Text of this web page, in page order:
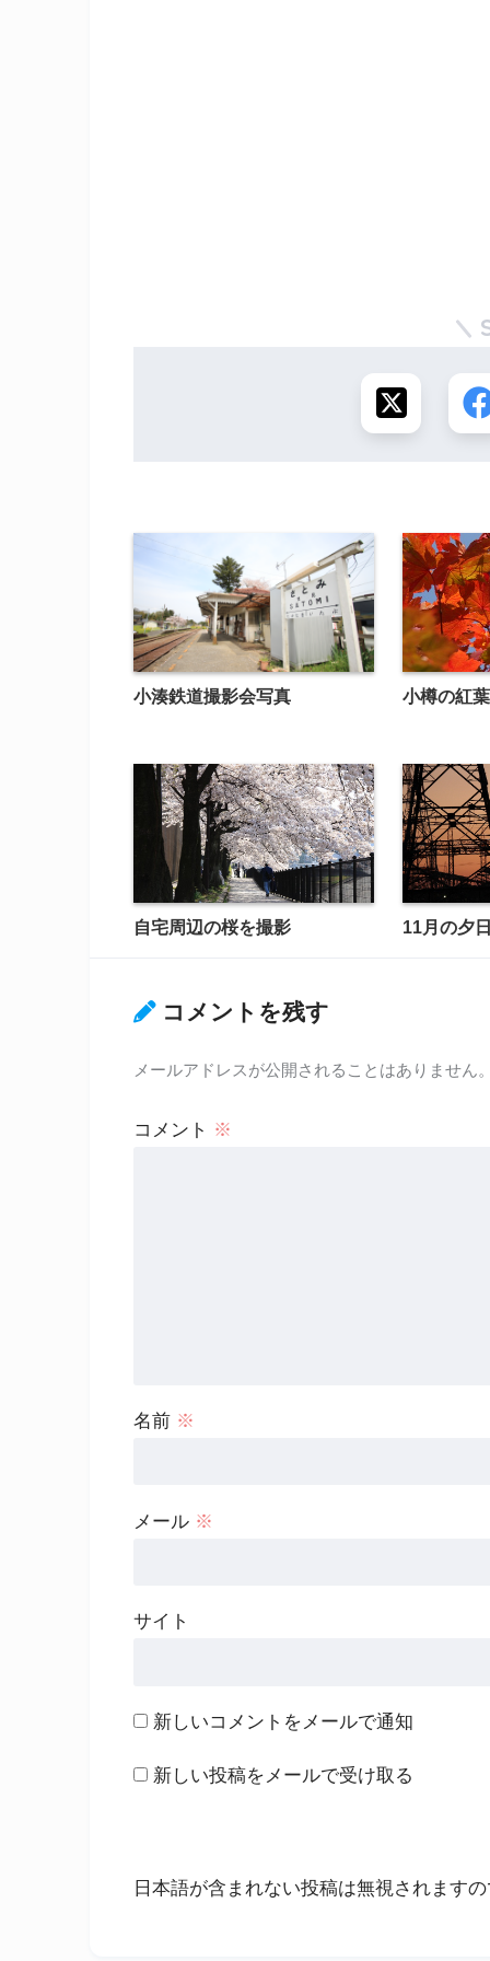
小湊鉄道撮影会写真 小樽の紅葉
自宅周辺の桜を撮影 11月の夕
コメントを残す
メールアドレスが公開されることはありません
コメント ※
名前 ※
メール ※
サイト
新しいコメントをメールで通知
新しい投稿をメールで受け取る
日本語が含まれない投稿は無視されます